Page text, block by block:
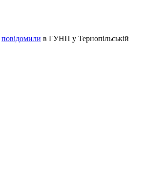
повідомили в ГУНП у Тернопільській